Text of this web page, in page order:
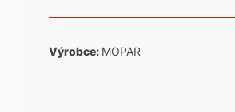
Výrobce: MOPAR